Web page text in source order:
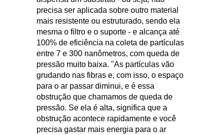
precisa ser aplicada sobre outro material
mais resistente ou estruturado, sendo ela
mesma o filtro e o suporte - e alcança até
100% de eficiência na coleta de partículas
entre 7 e 300 nanômetros, com queda de
pressão muito baixa. "As partículas vão
grudando nas fibras e, com isso, o espaço
para o ar passar diminui, e é essa
obstrução que chamamos de queda de
pressão. Se ela é alta, significa que a
obstrução acontece rapidamente e você
precisa gastar mais energia para o ar